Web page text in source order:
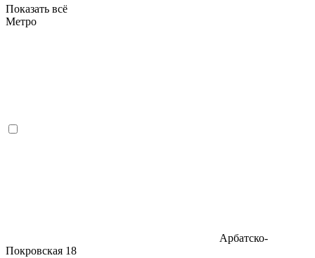
Показать всё
Метро
Арбатско-
Покровская 18